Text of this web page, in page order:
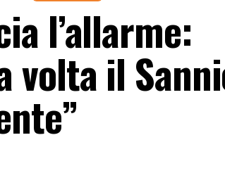
l’allarme:
volta il